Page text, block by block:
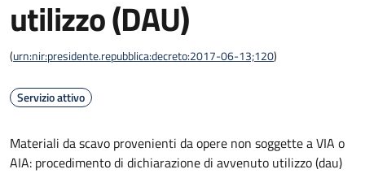
utilizzo (DAU)
(urn:nir:presidente.repubblica:decreto:2017-06-13;120)
Servizio attivo
Materiali da scavo provenienti da opere non soggette a VIA o
AIA: procedimento di dichiarazione di avvenuto utilizzo (dau)